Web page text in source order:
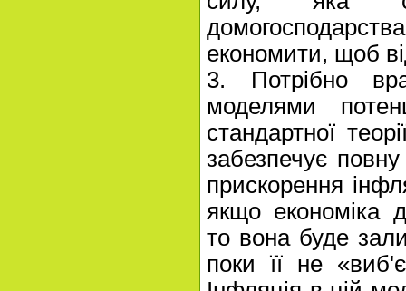
економити, щоб
3. Потрібно
моделями
стандартної
забезпечує
прискорення
якщо економіка
то вона буде
поки її не